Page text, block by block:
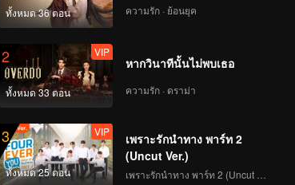
ทั้งหมด 36 ตอน ความรัก · ย้อนยุค
2
ทั้งหมด 33 ตอน
VIP
หากวินาทีนั้นไม่พบเธอ
ความรัก · ดราม่า
3
ทั้งหมด 25 ตอน
VIP
เพราะรักนำทาง พาร์ท 2
(Uncut Ver.)